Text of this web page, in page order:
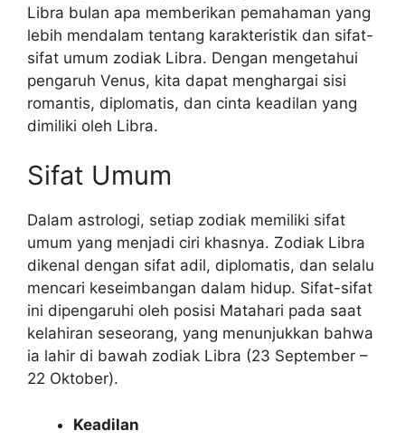
Libra bulan apa memberikan pemahaman yang
lebih mendalam tentang karakteristik dan sifat-
sifat umum zodiak Libra. Dengan mengetahui
pengaruh Venus, kita dapat menghargai sisi
romantis, diplomatis, dan cinta keadilan yang
dimiliki oleh Libra.
Sifat Umum
Dalam astrologi, setiap zodiak memiliki sifat
umum yang menjadi ciri khasnya. Zodiak Libra
dikenal dengan sifat adil, diplomatis, dan selalu
mencari keseimbangan dalam hidup. Sifat-sifat
ini dipengaruhi oleh posisi Matahari pada saat
kelahiran seseorang, yang menunjukkan bahwa
ia lahir di bawah zodiak Libra (23 September –
22 Oktober).
Keadilan